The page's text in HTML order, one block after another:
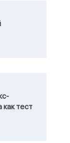
тест